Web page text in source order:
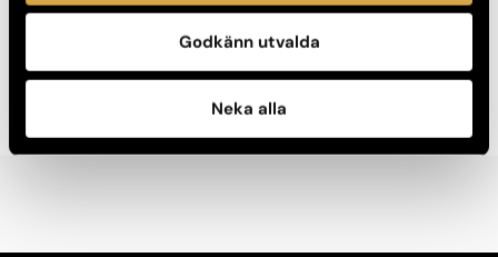
Godkänn utvalda
Neka alla
naturligt och vackert resultat.
Säker och trygg behandling när den utförs av legitimerad
läkare eller sjuksköterska.